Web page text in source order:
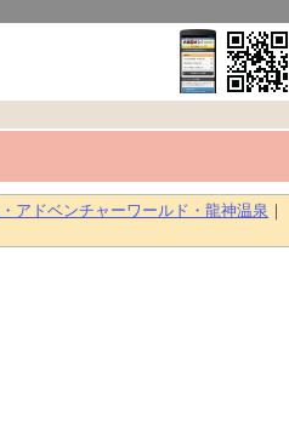
アドベンチャーワールド・龍神温泉 ｜